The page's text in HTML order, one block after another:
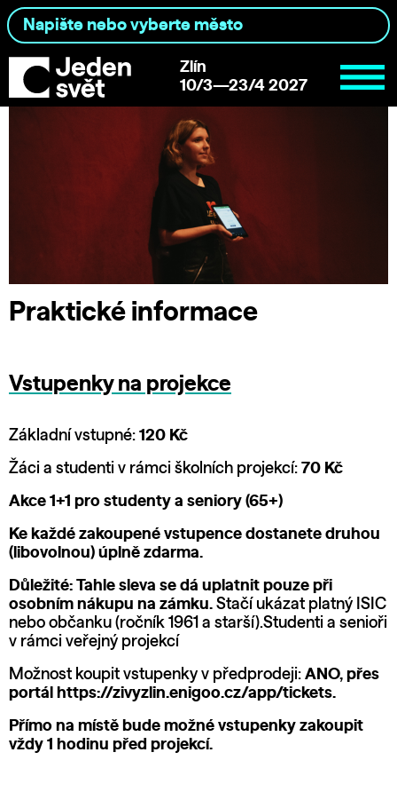
Zlín
10/3—23/4 2027
Praktické informace
Vstupenky na projekce
Základní vstupné: 120 Kč
Žáci a studenti v rámci školních projekcí: 70 Kč
Akce 1+1 pro studenty a seniory (65+)
Ke každé zakoupené vstupence dostanete druhou
(libovolnou) úplně zdarma.
Důležité: Tahle sleva se dá uplatnit pouze při
osobním nákupu na zámku. Stačí ukázat platný ISIC
nebo občanku (ročník 1961 a starší).Studenti a senioři
v rámci veřejný projekcí
Možnost koupit vstupenky v předprodeji: ANO, přes
portál
https://zivyzlin.enigoo.cz/app/tickets.
Přímo na místě bude možné vstupenky zakoupit
vždy 1 hodinu před projekcí.